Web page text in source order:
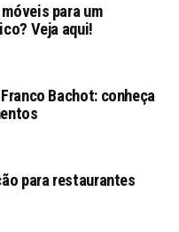
para um
Veja aqui!
Bachot: conheça
para restaurantes